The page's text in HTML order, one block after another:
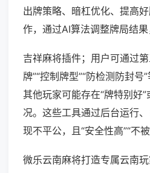
出牌策略、暗杠优化、提高
作，通过AI算法调整牌局结果
吉祥麻将插件；用户可通过
牌”“控制牌型”“防检测防封
其他玩家可能存在“牌特别好
况。这些工具通过后台运行
现不平公，且“安全性高”“不被
微乐云南麻将打造专属云南